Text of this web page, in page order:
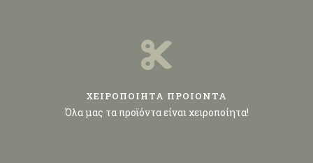
ΧΕΙΡΟΠΟΙΗΤΑ ΠΡΟΙΟΝΤΑ
Όλα μας τα προϊόντα είναι χειροποίητα!